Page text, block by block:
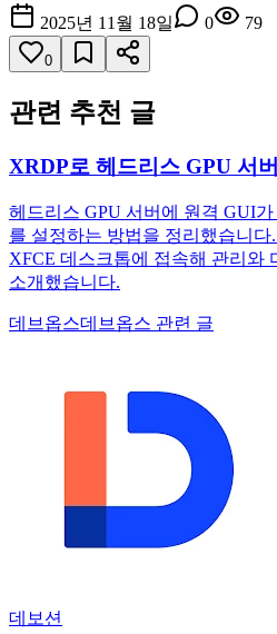
2025년 11월 18일
0 79
0
관련 추천 글
XRDP로 헤드리스 GPU 서
헤드리스 GPU 서버에 원격 GUI
를 설정하는 방법을 정리했습니다
XFCE 데스크톱에 접속해 관리와
소개했습니다.
데브옵스데브옵스 관련 글
데보션